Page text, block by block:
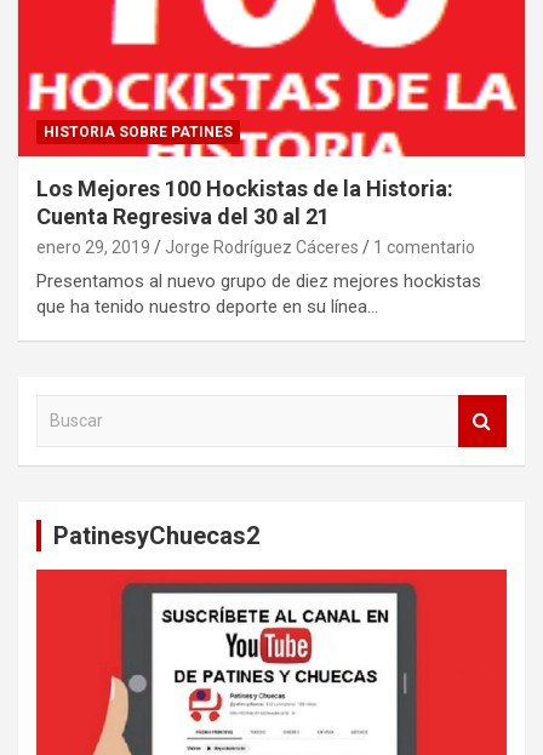
HISTORIA SOBRE PATINES
Los Mejores 100 Hockistas de la Historia:
Cuenta Regresiva del 30 al 21
enero 29, 2019 Jorge Rodríguez Cáceres 1 comentario
Presentamos al nuevo grupo de diez mejores hockistas
que ha tenido nuestro deporte en su línea…
PatinesyChuecas2